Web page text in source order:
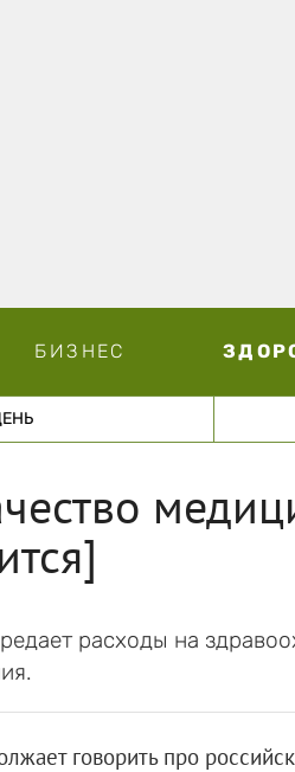
БИЗНЕС
расходы на
говорить про